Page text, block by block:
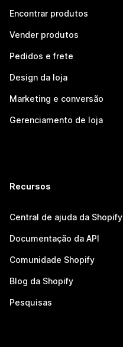
Encontrar produtos
Vender produtos
Pedidos e frete
Design da loja
Marketing e conversão
Gerenciamento de loja
Recursos
Central de ajuda da Shopify
Documentação da API
Comunidade Shopify
Blog da Shopify
Pesquisas